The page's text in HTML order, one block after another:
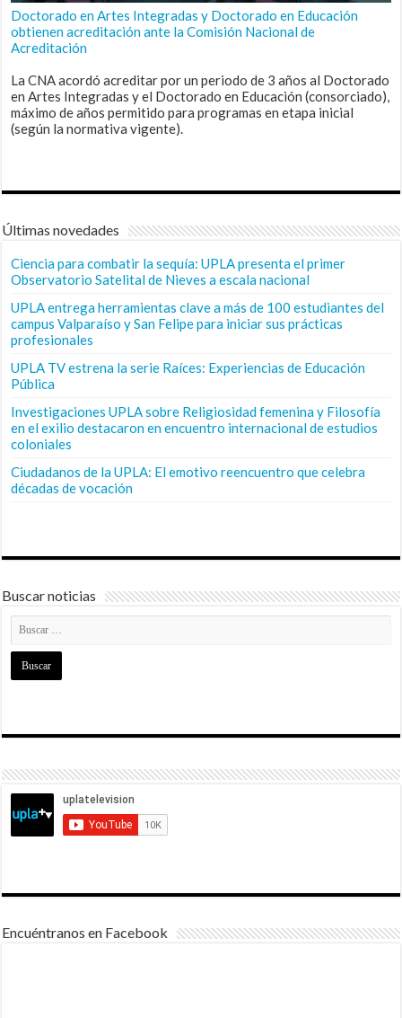
Doctorado en Artes Integradas y Doctorado en Educación
obtienen acreditación ante la Comisión Nacional de
Acreditación
La CNA acordó acreditar por un periodo de 3 años al Doctorado
en Artes Integradas y el Doctorado en Educación (consorciado),
máximo de años permitido para programas en etapa inicial
(según la normativa vigente).
Últimas novedades
Ciencia para combatir la sequía: UPLA presenta el primer
Observatorio Satelital de Nieves a escala nacional
UPLA entrega herramientas clave a más de 100 estudiantes del
campus Valparaíso y San Felipe para iniciar sus prácticas
profesionales
UPLA TV estrena la serie Raíces: Experiencias de Educación
Pública
Investigaciones UPLA sobre Religiosidad femenina y Filosofía
en el exilio destacaron en encuentro internacional de estudios
coloniales
Ciudadanos de la UPLA: El emotivo reencuentro que celebra
décadas de vocación
Buscar noticias
Encuéntranos en Facebook